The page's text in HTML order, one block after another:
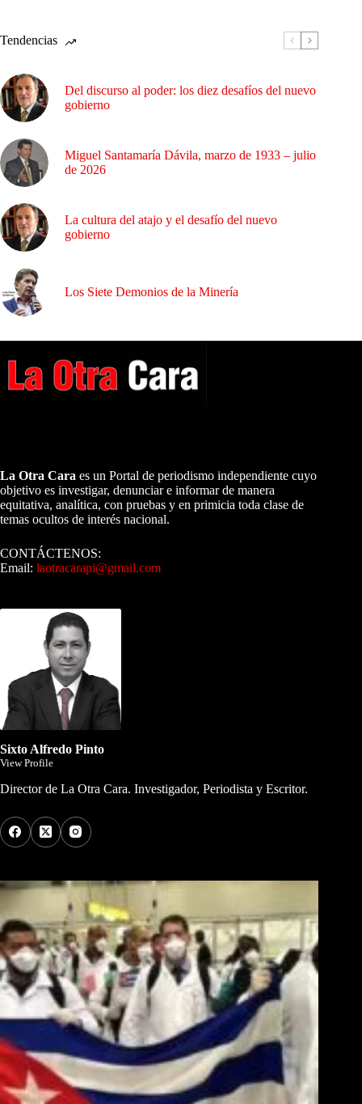
Tendencias
Del discurso al poder: los diez desafíos del nuevo
gobierno
Miguel Santamaría Dávila, marzo de 1933 – julio
de 2026
La cultura del atajo y el desafío del nuevo
gobierno
Los Siete Demonios de la Minería
La Otra Cara es un Portal de periodismo independiente cuyo
objetivo es investigar, denunciar e informar de manera
equitativa, analítica, con pruebas y en primicia toda clase de
temas ocultos de interés nacional.
CONTÁCTENOS:
Email: laotracarapi@gmail.com
Sixto Alfredo Pinto
View Profile
Director de La Otra Cara. Investigador, Periodista y Escritor.